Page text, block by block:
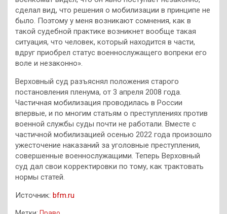
сделал вид, что решения о мобилизации в принципе не
было. Поэтому у меня возникают сомнения, как в
такой судебной практике возникнет вообще такая
ситуация, что человек, который находится в части,
вдруг приобрел статус военнослужащего вопреки его
воле и незаконно».
Верховный суд разъяснял положения старого
постановления пленума, от 3 апреля 2008 года.
Частичная мобилизация проводилась в России
впервые, и по многим статьям о преступлениях против
военной службы суды почти не работали. Вместе с
частичной мобилизацией осенью 2022 года произошло
ужесточение наказаний за уголовные преступления,
совершенные военнослужащими. Теперь Верховный
суд дал свои корректировки по тому, как трактовать
нормы статей.
Источник: bfm.ru